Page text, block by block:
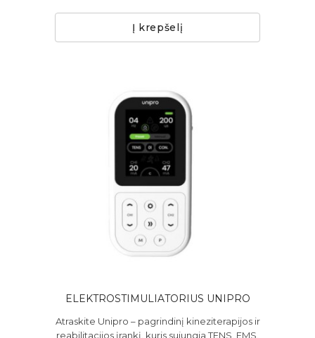
Į krepšelį
ELEKTROSTIMULIATORIUS UNIPRO
Atraskite Unipro – pagrindinį kineziterapijos ir
reabilitacijos įrankį, kuris sujungia TENS, EMS,